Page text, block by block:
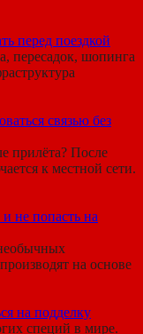
перед поездкой
пересадок, шопинга
связью без
прилёта? После
к местной сети.
не попасть на
на основе
на подделку
специй в мире.